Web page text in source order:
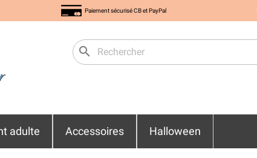
Paiement sécurisé CB et PayPal
search
adulte Accessoires Halloween